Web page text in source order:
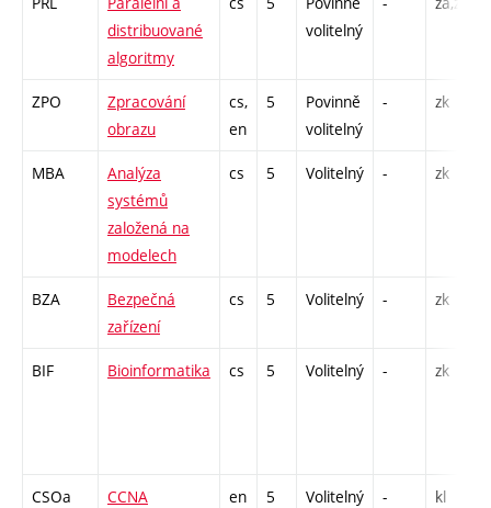
distribuované
algoritmy
volitelný
ZPO
Zpracování
obrazu
cs,
en
5
Povinně
volitelný
- zk
MBA
Analýza
systémů
založená na
modelech
cs 5 Volitelný - zk
BZA
Bezpečná
zařízení
cs 5 Volitelný - zk
BIF Bioinformatika cs 5 Volitelný - zk
CSOa
CCNA
en 5 Volitelný - kl